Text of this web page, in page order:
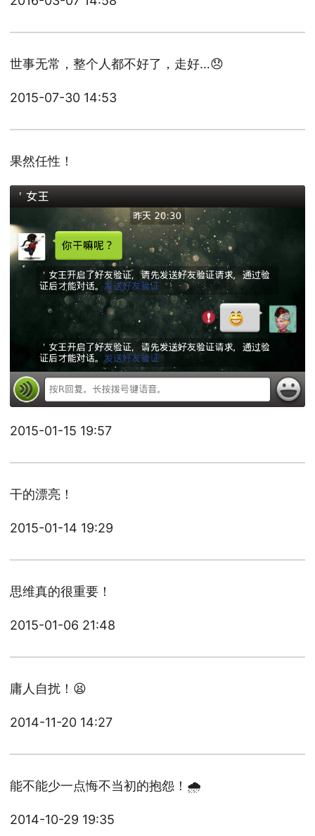
世事无常，整个人都不好了，走好…😞
2015-07-30 14:53
果然任性！
2015-01-15 19:57
干的漂亮！
2015-01-14 19:29
思维真的很重要！
2015-01-06 21:48
庸人自扰！😫
2014-11-20 14:27
能不能少一点悔不当初的抱怨！🌧️
2014-10-29 19:35